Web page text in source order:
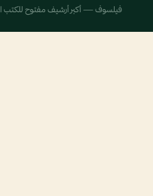
فيلسوف — أكبر أرشيف مفتوح للكتب